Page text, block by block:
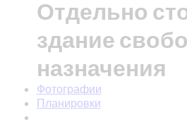
Отдельно
здание
назначения
Фотографии
Планировки